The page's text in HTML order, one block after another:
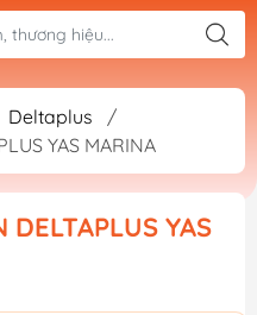
Deltaplus
/
YAS MARINA
DELTAPLUS YAS